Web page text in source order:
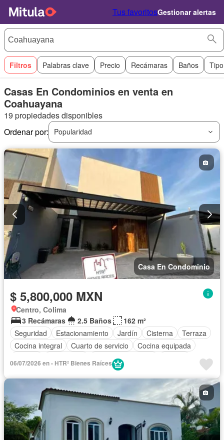
Tus favoritosGestionar alertas
Filtros Palabras clave Precio Recámaras Baños
Casas En Condominios en venta en
Coahuayana
19 propiedades disponibles
Ordenar por:
Popularidad
Casa En Condominio
$ 5,800,000 MXN
Centro, Colima
3 Recámaras
2.5 Baños
162 m²
Seguridad
Estacionamiento Jardín Cisterna
Terraza
Cocina integral
Cuarto de servicio
Cocina equipada
Aire acondicionado
Televisión por cable
Recámara con closet
Despacho
Wifi Permite niños
Permite mascotas
Completamente amueblado
06/07/2026 en - HTR² Bienes Raíces